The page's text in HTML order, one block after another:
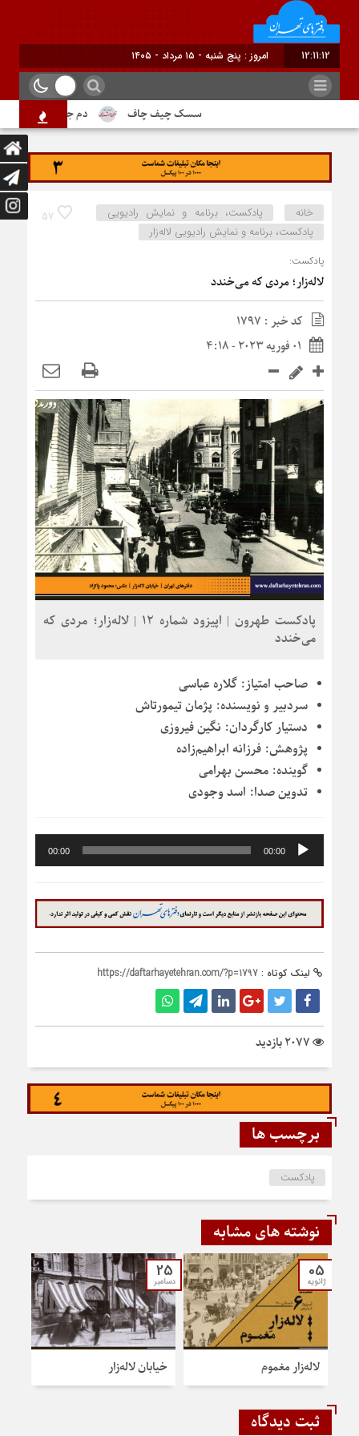
12:11:13 امروز : پنج شنبه - ۱۵ مرداد - ۱۴۰۵
سسک چیف چاف دم جنبانک ابلق
57 خانه
پادکست، برنامه و نمایش رادیویی
پادکست، برنامه و نمایش رادیویی لاله‌زار
پادکست:
لاله‌زار؛ مردی که می‌خندد
کد خبر : 1797
01 فوریه 2023 - 4:18
پادکست طهرون | اپیزود شماره 12 | لاله‌زار؛ مردی که
می‌خندد
صاحب امتیاز: گلاره عباسی
سردبیر و نویسنده: پژمان تیمورتاش
دستیار کارگردان: نگین فیروزی
پژوهش: فرزانه ابراهیم‌زاده
گوینده‌: محسن بهرامی
تدوین صدا: اسد وجودی
پخش‌کننده
صوت
00:00
00:00
لینک کوتاه : https://daftarhayetehran.com/?p=1797
برچسب ها
پادکست
نوشته های مشابه
05
ژانویه
لاله‌زار مغموم
25
دسامبر
خیابان لاله‌زار
ثبت دیدگاه